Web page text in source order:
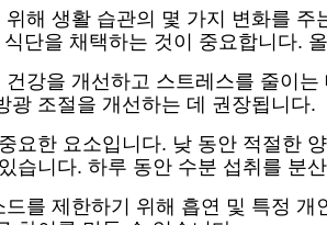
해 생활 습관의 몇 가지 변화를
단을 채택하는 것이 중요합니다.
강을 개선하고 스트레스를 줄이
광 조절을 개선하는 데 권장됩니다.
요한 요소입니다. 낮 동안 적절한
습니다. 하루 동안 수분 섭취를 분
를 제한하기 위해 흡연 및 특정